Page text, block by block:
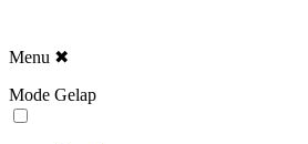
Menu ✖
Mode Gelap